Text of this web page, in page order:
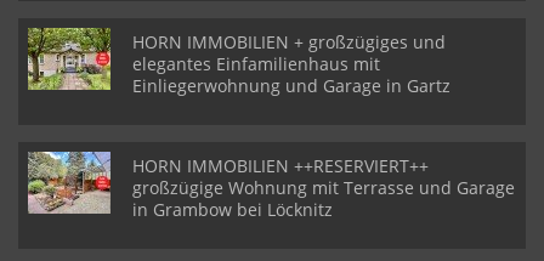
HORN IMMOBILIEN + großzügiges und
elegantes Einfamilienhaus mit
Einliegerwohnung und Garage in Gartz
HORN IMMOBILIEN ++RESERVIERT++
großzügige Wohnung mit Terrasse und Garage
in Grambow bei Löcknitz